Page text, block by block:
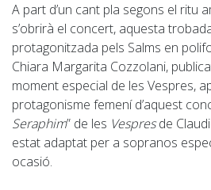
A part d’un cant pla segons el ritu
s’obrirà el concert, aquesta
protagonitzada pels Salms en
Chiara Margarita Cozzolani,
moment especial de les Vespres,
protagonisme femení d’aquest
Seraphim” de les Vespresde
estat adaptat per a sopranos
ocasió.